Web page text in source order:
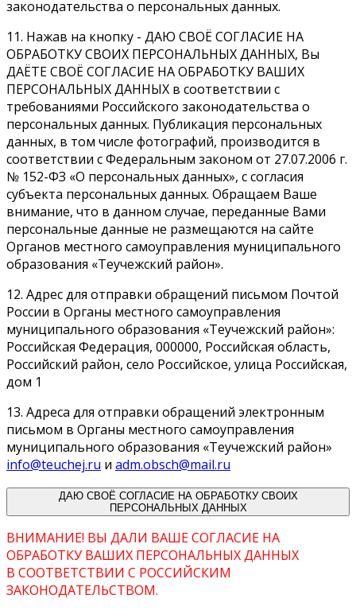
законодательства о персональных данных.
11. Нажав на кнопку - ДАЮ СВОЁ СОГЛАСИЕ НА
ОБРАБОТКУ СВОИХ ПЕРСОНАЛЬНЫХ ДАННЫХ, Вы
ДАЁТЕ СВОЁ СОГЛАСИЕ НА ОБРАБОТКУ ВАШИХ
ПЕРСОНАЛЬНЫХ ДАННЫХ в соответствии с
требованиями Российского законодательства о
персональных данных. Публикация персональных
данных, в том числе фотографий, производится в
соответствии с Федеральным законом от 27.07.2006 г.
№ 152-ФЗ «О персональных данных», с согласия
субъекта персональных данных. Обращаем Ваше
внимание, что в данном случае, переданные Вами
персональные данные не размещаются на сайте
Органов местного самоуправления муниципального
образования «Теучежский район».
12. Адрес для отправки обращений письмом Почтой
России в Органы местного самоуправления
муниципального образования «Теучежский район»:
Российская Федерация, 000000, Российская область,
Российский район, село Российское, улица Российская,
дом 1
13. Адреса для отправки обращений электронным
письмом в Органы местного самоуправления
муниципального образования «Теучежский район»
info@teuchej.ru и adm.obsch@mail.ru
ДАЮ СВОЁ СОГЛАСИЕ НА ОБРАБОТКУ СВОИХ
ПЕРСОНАЛЬНЫХ ДАННЫХ
ВНИМАНИЕ! ВЫ ДАЛИ ВАШЕ СОГЛАСИЕ НА
ОБРАБОТКУ ВАШИХ ПЕРСОНАЛЬНЫХ ДАННЫХ
В СООТВЕТСТВИИ С РОССИЙСКИМ
ЗАКОНОДАТЕЛЬСТВОМ.